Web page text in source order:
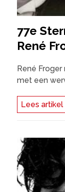
77e
René
René
met een
Lees artikel